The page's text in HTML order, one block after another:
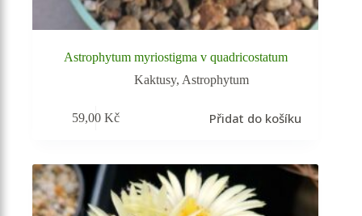
Astrophytum myriostigma v quadricostatum
Kaktusy, Astrophytum
59,00Kč Přidat do košíku